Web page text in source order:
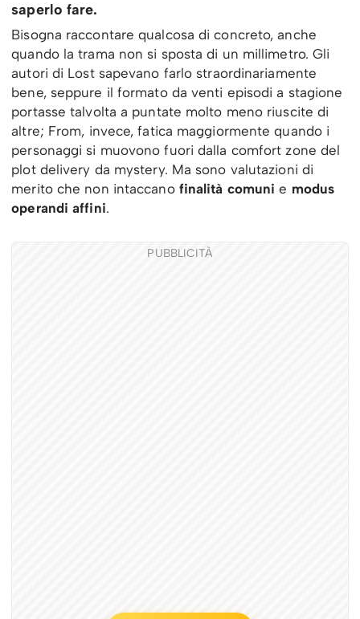
saperlo fare.
Bisogna raccontare qualcosa di concreto, anche
quando la trama non si sposta di un millimetro. Gli
autori di Lost sapevano farlo straordinariamente
bene, seppure il formato da venti episodi a stagione
portasse talvolta a puntate molto meno riuscite di
altre; From, invece, fatica maggiormente quando i
personaggi si muovono fuori dalla comfort zone del
plot delivery da mystery. Ma sono valutazioni di
merito che non intaccano finalità comuni e modus
operandi affini.
PUBBLICITÀ